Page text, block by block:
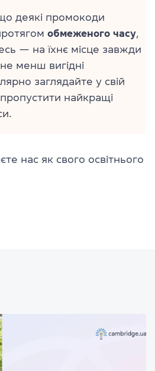
деякі промокоди
обмеженого часу
— на їхнє місце завжди
менш вигідні
заглядайте у свій
найкращі
нас як свого освітнього